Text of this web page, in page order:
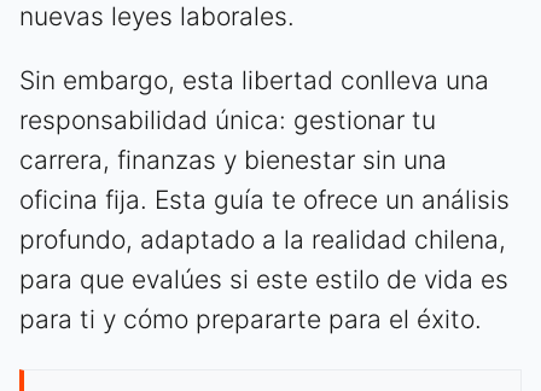
nuevas leyes laborales.
Sin embargo, esta libertad conlleva una
responsabilidad única: gestionar tu
carrera, finanzas y bienestar sin una
oficina fija. Esta guía te ofrece un análisis
profundo, adaptado a la realidad chilena,
para que evalúes si este estilo de vida es
para ti y cómo prepararte para el éxito.